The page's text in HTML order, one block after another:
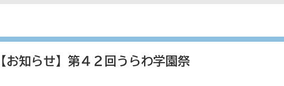
【お知らせ】第４２回うらわ学園祭